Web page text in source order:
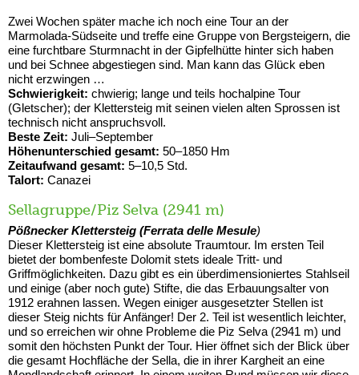
Zwei Wochen später mache ich noch eine Tour an der
Marmolada-Südseite und treffe eine Gruppe von Bergsteigern, die
eine furchtbare Sturmnacht in der Gipfelhütte hinter sich haben
und bei Schnee abgestiegen sind. Man kann das Glück eben
nicht erzwingen …
Schwierigkeit: chwierig; lange und teils hochalpine Tour
(Gletscher); der Klettersteig mit seinen vielen alten Sprossen ist
technisch nicht anspruchsvoll.
Beste Zeit: Juli–September
Höhenunterschied gesamt: 50–1850 Hm
Zeitaufwand gesamt: 5–10,5 Std.
Talort: Canazei
Sellagruppe/Piz Selva (2941 m)
Pößnecker Klettersteig (Ferrata delle Mesule)
Dieser Klettersteig ist eine absolute Traumtour. Im ersten Teil
bietet der bombenfeste Dolomit stets ideale Tritt- und
Griffmöglichkeiten. Dazu gibt es ein überdimensioniertes Stahlseil
und einige (aber noch gute) Stifte, die das Erbauungsalter von
1912 erahnen lassen. Wegen einiger ausgesetzter Stellen ist
dieser Steig nichts für Anfänger! Der 2. Teil ist wesentlich leichter,
und so erreichen wir ohne Probleme die Piz Selva (2941 m) und
somit den höchsten Punkt der Tour. Hier öffnet sich der Blick über
die gesamt Hochfläche der Sella, die in ihrer Kargheit an eine